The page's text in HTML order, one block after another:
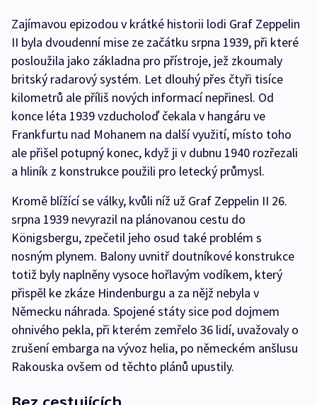
Zajímavou epizodou v krátké historii lodi Graf Zeppelin
II byla dvoudenní mise ze začátku srpna 1939, při které
posloužila jako základna pro přístroje, jež zkoumaly
britský radarový systém. Let dlouhý přes čtyři tisíce
kilometrů ale příliš nových informací nepřinesl. Od
konce léta 1939 vzducholoď čekala v hangáru ve
Frankfurtu nad Mohanem na další využití, místo toho
ale přišel potupný konec, když ji v dubnu 1940 rozřezali
a hliník z konstrukce použili pro letecký průmysl.
Kromě blížící se války, kvůli níž už Graf Zeppelin II 26.
srpna 1939 nevyrazil na plánovanou cestu do
Königsbergu, zpečetil jeho osud také problém s
nosným plynem. Balony uvnitř doutníkové konstrukce
totiž byly naplněny vysoce hořlavým vodíkem, který
přispěl ke zkáze Hindenburgu a za nějž nebyla v
Německu náhrada. Spojené státy sice pod dojmem
ohnivého pekla, při kterém zemřelo 36 lidí, uvažovaly o
zrušení embarga na vývoz helia, po německém anšlusu
Rakouska ovšem od těchto plánů upustily.